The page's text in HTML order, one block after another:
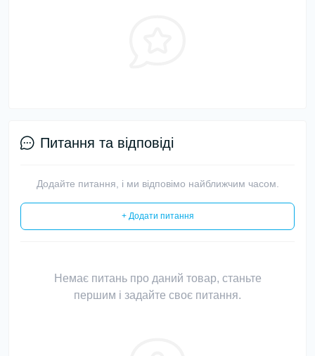
Питання та відповіді
Додайте питання, і ми відповімо найближчим часом.
+ Додати питання
Немає питань про даний товар, станьте
першим і задайте своє питання.